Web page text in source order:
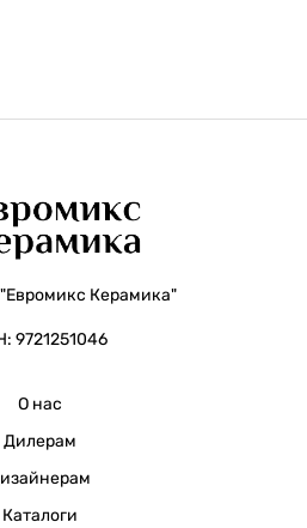
Керамика"
9721251046
О нас
Дилерам
Каталоги